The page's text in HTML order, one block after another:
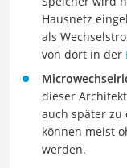
Hausnetz
als
von dort in der
dieser
auch später zu
können meist
werden.